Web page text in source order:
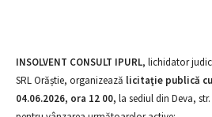
INSOLVENT CONSULT IPURL, lichidator
SRL Orăștie, organizează licitaţie publică
04.06.2026, ora 12 00, la sediul din Deva,